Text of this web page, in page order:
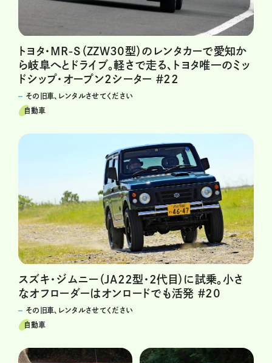
トヨタ・MR-S（ZZW30型）のレンタカーで愛知か
ら岐阜へとドライブ。軽さで走る、トヨタ唯一のミッ
ドシップ・オープン2シーター ＃22
その旧車、レンタルさせてください
自動車
スズキ・ジムニー（JA22型・2代目）に試乗。小さ
なオフローダーはオンロードでも活発 ＃20
その旧車、レンタルさせてください
自動車